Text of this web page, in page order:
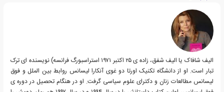
الیف شافاک یا الیف شفق، زاده ی ۲۵ اکتبر ۱۹۷۱ استراسبورگ فرانسه) نویسنده ای ترک
تبار است. او از دانشگاه تکنیک اورتا دو غوی آنکارا لیسانس روابط بین الملل و فوق
لیسانس مطالعات زنان و دکترای علوم سیاسی گرفت. او در هنگام تحصیل در دوره ی